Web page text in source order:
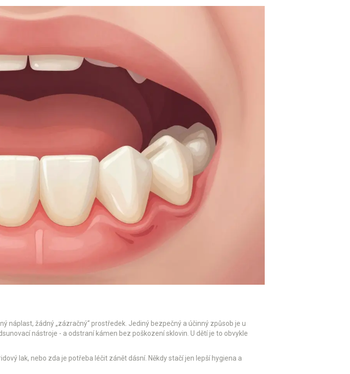
náplast, žádný „zázračný“ prostředek. Jediný bezpečný a účinný způsob je u
nástroje - a odstraní kámen bez poškození sklovin. U dětí je to obvykle
lak, nebo zda je potřeba léčit zánět dásní. Někdy stačí jen lepší hygiena a